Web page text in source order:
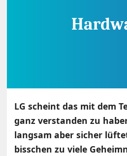
LG scheint das mit dem
ganz verstanden zu
langsam aber sicher
bisschen zu viele